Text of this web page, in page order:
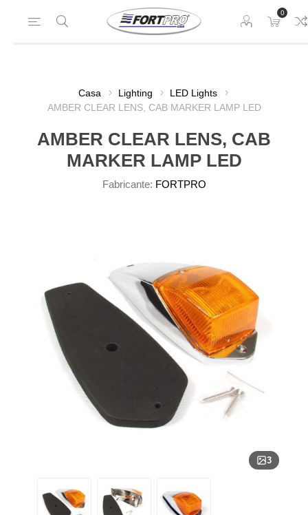
0
Casa Lighting
LED Lights
AMBER CLEAR LENS, CAB MARKER LAMP LED
AMBER CLEAR LENS, CAB
MARKER LAMP LED
Fabricante: FORTPRO
3